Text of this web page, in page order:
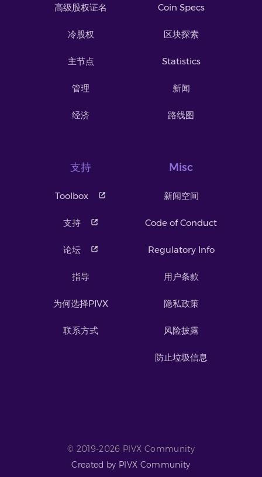
高级股权证名
冷股权
主节点
管理
经济
Coin Specs
区块探索
Statistics
新闻
路线图
支持
Toolbox
支持
论坛
指导
为何选择PIVX
联系方式
Misc
新闻空间
Code of Conduct
Regulatory Info
用户条款
隐私政策
风险披露
防止垃圾信息
© 2019-2026 PIVX Community
Created by PIVX Community